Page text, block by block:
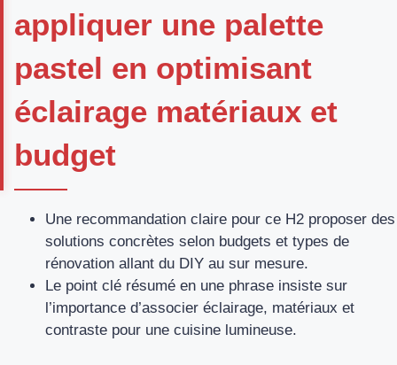
appliquer une palette
pastel en optimisant
éclairage matériaux et
budget
Une recommandation claire pour ce H2 proposer des
solutions concrètes selon budgets et types de
rénovation allant du DIY au sur mesure.
Le point clé résumé en une phrase insiste sur
l’importance d’associer éclairage, matériaux et
contraste pour une cuisine lumineuse.